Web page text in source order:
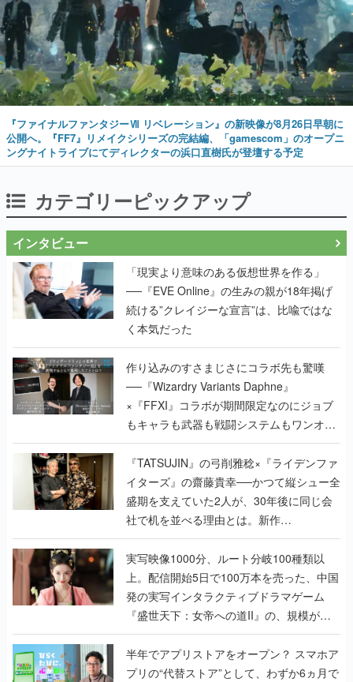
『ファイナルファンタジーⅦ リベレーション』の新映像が8月26日早朝に
公開へ。『FF7』リメイクシリーズの完結編、「gamescom」のオープニ
ングナイトライブにてディレクターの浜口直樹氏が登壇する予定
カテゴリーピックアップ
インタビュー
「現実より意味のある仮想世界を作る」
──『EVE Online』の生みの親が18年掲げ
続ける”クレイジーな宣言”は、比喩ではな
く本気だった
作り込みのすさまじさにコラボ先も驚嘆
──『Wizardry Variants Daphne』
×『FFXI』コラボが期間限定なのにジョブ
もキャラも武器も戦闘システムもワンオフ
で作り込まれた理由を両ディレクターに聞
く
『TATSUJIN』の弓削雅稔×『ライデンファ
イターズ』の齋藤貴幸──かつて縦シュー全
盛期を支えていた2人が、30年後に同じ会
社で机を並べる理由とは。新作
『TATSUJIN EXTREME』で初タッグを組
んだレジェンド2人に訊く開発秘話
実写映像1000分、ルート分岐100種類以
上。配信開始5日で100万本を売った、中国
発の実写インタラクティブドラマゲーム
『盛世天下：女帝への道II』の、規模が違
うこだわりをプロデューサーに聞いた
半年でアプリストアをオープン？ スマホア
プリの“代替ストア”として、わずか6ヵ月で